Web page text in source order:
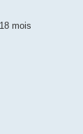
mois